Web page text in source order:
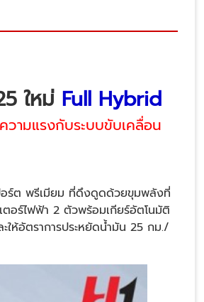
ใหม่ Full Hybrid
ามแรงกับระบบขับเคลื่อน
ร์ต พรีเมียม ที่ดึงดูดด้วยขุมพลังที่
อร์ไฟฟ้า 2 ตัวพร้อมเกียร์อัตโนมัติ
ห้อัตราการประหยัดน้ำมัน 25 กม./